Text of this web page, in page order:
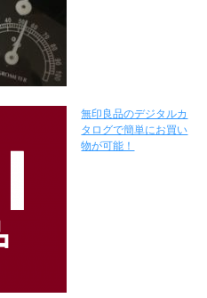
無印良品のデジタルカ
タログで簡単にお買い
物が可能！